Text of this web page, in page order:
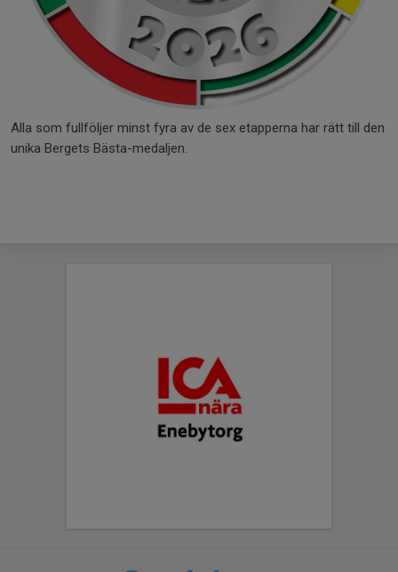
Alla som fullföljer minst fyra av de sex etapperna har rätt till den
unika Bergets Bästa-medaljen.